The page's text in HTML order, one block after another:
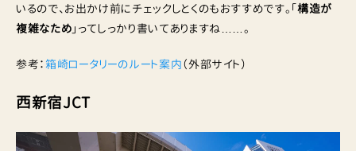
いるので、お出かけ前にチェックしとくのもおすすめです。「構造が
複雑なため 」ってしっかり書いてありますね……。
参考：箱崎ロータリーのルート案内（外部サイト）
西新宿JCT